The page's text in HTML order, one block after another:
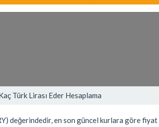
Türk Lirası Eder Hesaplama
değerindedir, en son güncel kurlara göre fiyat